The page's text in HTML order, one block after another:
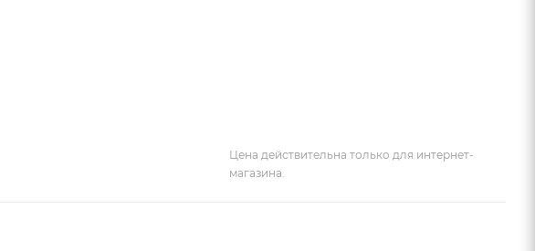
Цена действительна только для интернет-
магазина.